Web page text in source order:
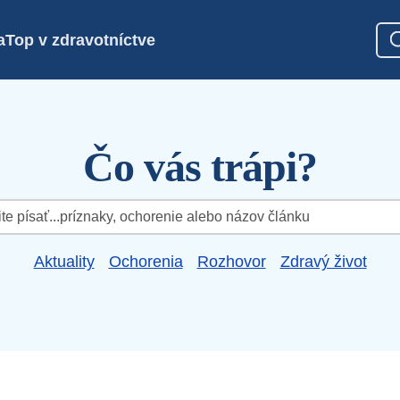
Top v zdravotníctve
Čo vás trápi?
Aktuality Ochorenia Rozhovor Zdravý život